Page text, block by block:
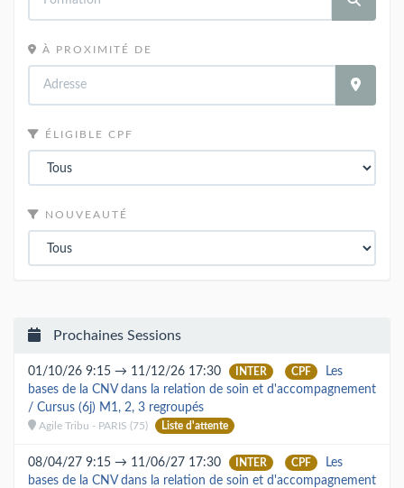
À PROXIMITÉ DE
ÉLIGIBLE CPF
NOUVEAUTÉ
Prochaines Sessions
01/10/26 9:15 → 11/12/26 17:30 INTER CPF
Les
bases de la CNV dans la relation de soin et d'accompagnement
/ Cursus (6j) M1, 2, 3 regroupés
Agile Tribu - PARIS (75) Liste d'attente
08/04/27 9:15 → 11/06/27 17:30 INTER CPF
Les
bases de la CNV dans la relation de soin et d'accompagnement